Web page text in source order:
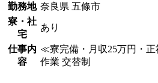
勤務地 奈良県 五條市
寮・社
宅
あり
仕事内
容
≪寮完備・月収25万円・
作業 交替制